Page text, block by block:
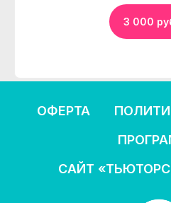
3 000
ОФЕРТА
САЙТ